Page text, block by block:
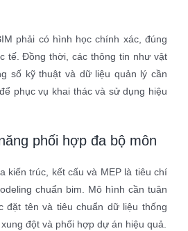
phải có hình học chính xác, đúng
tế. Đồng thời, các thông tin như vật
số kỹ thuật và dữ liệu quản lý cần
phục vụ khai thác và sử dụng hiệu
phối hợp đa bộ môn
kiến trúc, kết cấu và MEP là tiêu chí
chuẩn bim. Mô hình cần tuân
đặt tên và tiêu chuẩn dữ liệu thống
đột và phối hợp dự án hiệu quả.